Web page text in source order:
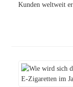
Kunden weltweit